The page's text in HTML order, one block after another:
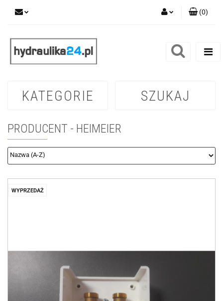
Zarejestruj się
(0)
KATEGORIE SZUKAJ
PRODUCENT - HEIMEIER
WYPRZEDAŻ